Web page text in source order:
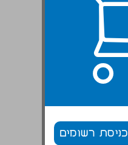
כניסת רשומים